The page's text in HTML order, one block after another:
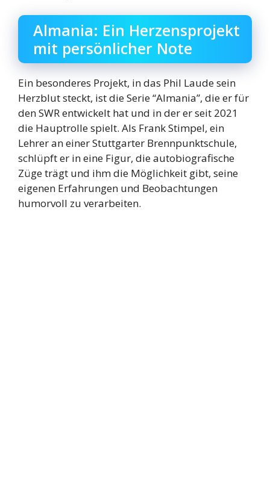
Almania: Ein Herzensprojekt
mit persönlicher Note
Ein besonderes Projekt, in das Phil Laude sein
Herzblut steckt, ist die Serie “Almania”, die er für
den SWR entwickelt hat und in der er seit 2021
die Hauptrolle spielt. Als Frank Stimpel, ein
Lehrer an einer Stuttgarter Brennpunktschule,
schlüpft er in eine Figur, die autobiografische
Züge trägt und ihm die Möglichkeit gibt, seine
eigenen Erfahrungen und Beobachtungen
humorvoll zu verarbeiten.